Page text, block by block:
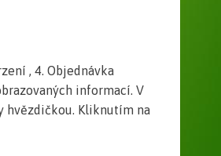
, 4. Objednávka
informací. V
hvězdičkou. Kliknutím na